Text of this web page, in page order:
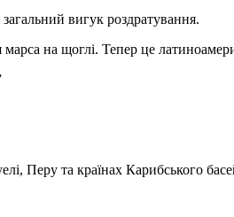
вигук роздратування.
на щоглі. Тепер це
Перу та країнах Карибського